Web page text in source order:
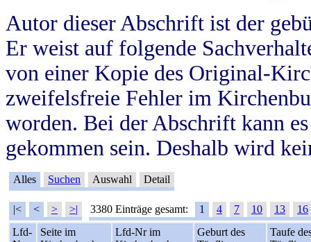
Autor dieser Abschrift ist der
Er weist auf folgende
von einer Kopie des Original-
zweifelsfreie Fehler im
worden. Bei der Abschrift kann
gekommen sein. Deshalb wird
Alles Suchen Auswahl Detail
|< < > >| 3380 Einträge gesamt: 1 4 7 10 13
16
Lfd-
Seite im
Lfd-Nr im
Geburt des
Taufe